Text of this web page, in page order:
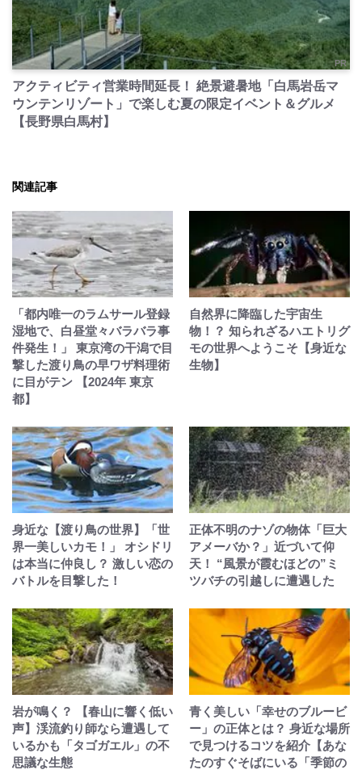
PR
アクティビティ営業時間延長！ 絶景避暑地「白馬岩岳マ
ウンテンリゾート」で楽しむ夏の限定イベント＆グルメ
【長野県白馬村】
関連記事
「都内唯一のラムサール登録
湿地で、白昼堂々バラバラ事
件発生！」 東京湾の干潟で目
撃した渡り鳥の早ワザ料理術
に目がテン 【2024年 東京
都】
自然界に降臨した宇宙生
物！？ 知られざるハエトリグ
モの世界へようこそ【身近な
生物】
身近な【渡り鳥の世界】「世
界一美しいカモ！」 オシドリ
は本当に仲良し？ 激しい恋の
バトルを目撃した！
正体不明のナゾの物体「巨大
アメーバか？」近づいて仰
天！ “風景が霞むほどの”ミ
ツバチの引越しに遭遇した
岩が鳴く？ 【春山に響く低い
声】渓流釣り師なら遭遇して
いるかも「タゴガエル」の不
思議な生態
青く美しい「幸せのブルービ
ー」の正体とは？ 身近な場所
で見つけるコツを紹介【あな
たのすぐそばにいる「季節の